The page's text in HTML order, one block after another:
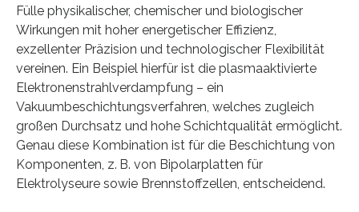
Fülle physikalischer, chemischer und biologischer
Wirkungen mit hoher energetischer Effizienz,
exzellenter Präzision und technologischer Flexibilität
vereinen. Ein Beispiel hierfür ist die plasmaaktivierte
Elektronenstrahlverdampfung – ein
Vakuumbeschichtungsverfahren, welches zugleich
großen Durchsatz und hohe Schichtqualität ermöglicht.
Genau diese Kombination ist für die Beschichtung von
Komponenten, z. B. von Bipolarplatten für
Elektrolyseure sowie Brennstoffzellen, entscheidend.